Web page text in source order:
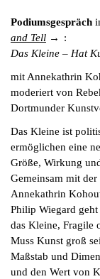
Podiumsgespräch
and Tell
:
Das Kleine – Hat
mit Annekathrin
moderiert von
Dortmunder
Das Kleine ist
ermöglichen eine
Größe, Wirkung
Gemeinsam mit
Annekathrin
Philip Wiegard geht
das Kleine, Fragile
Muss Kunst groß
Maßstab und
und den Wert von